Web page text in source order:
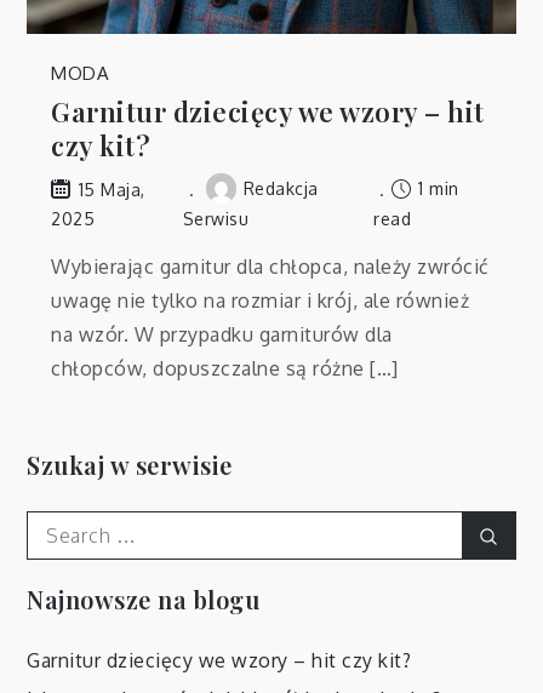
MODA
Garnitur dziecięcy we wzory – hit
czy kit?
15 Maja,
2025
Redakcja
Serwisu
1 min
read
Wybierając garnitur dla chłopca, należy zwrócić
uwagę nie tylko na rozmiar i krój, ale również
na wzór. W przypadku garniturów dla
chłopców, dopuszczalne są różne […]
Szukaj w serwisie
Search
for:
Najnowsze na blogu
Garnitur dziecięcy we wzory – hit czy kit?